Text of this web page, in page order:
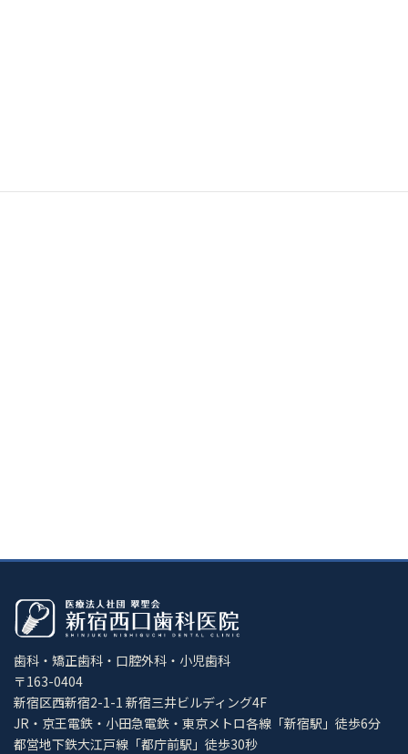
歯科・矯正歯科・口腔外科・小児歯科
〒163-0404
新宿区西新宿2-1-1 新宿三井ビルディング4F
JR・京王電鉄・小田急電鉄・東京メトロ各線「新宿駅」徒歩6分
都営地下鉄大江戸線「都庁前駅」徒歩30秒